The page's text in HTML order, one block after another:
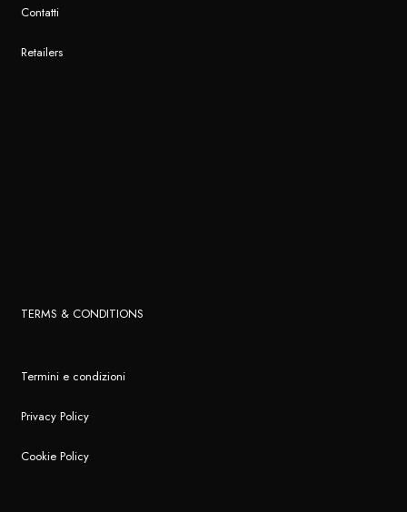
Contatti
Retailers
TERMS & CONDITIONS
Termini e condizioni
Privacy Policy
Cookie Policy